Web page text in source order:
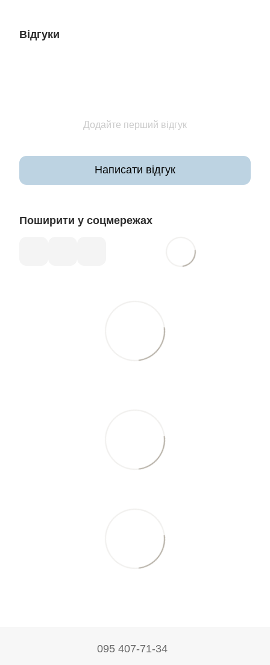
Відгуки
Додайте перший відгук
Написати відгук
Поширити у соцмережах
095 407-71-34